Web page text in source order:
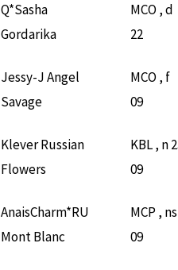
Q*Sasha
Gordarika
MCO , d
22
Jessy-J Angel
Savage
MCO , f
09
Klever Russian
Flowers
KBL , n
09
AnaisCharm*RU
Mont Blanc
MCP , ns
09